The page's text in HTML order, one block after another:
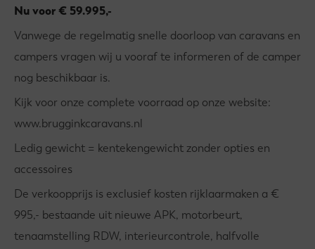
Nu voor € 59.995,-
Vanwege de regelmatig snelle doorloop van caravans en
campers vragen wij u vooraf te informeren of de camper
nog beschikbaar is.
Kijk voor onze complete voorraad op onze website:
www.brugginkcaravans.nl
Ledig gewicht = kentekengewicht zonder opties en
accessoires
De verkoopprijs is exclusief kosten rijklaarmaken a €
995,- bestaande uit nieuwe APK, motorbeurt,
tenaamstelling RDW, interieurcontrole, halfvolle